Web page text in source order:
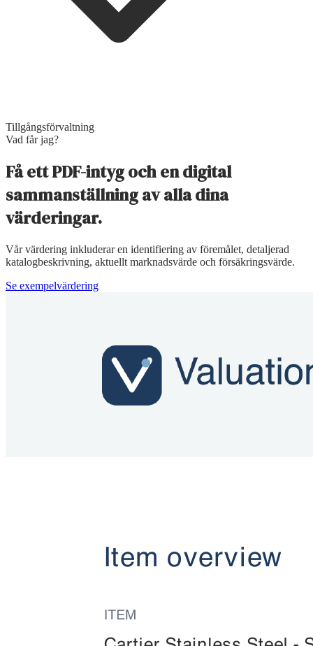
Tillgångsförvaltning
Vad får jag?
Få ett PDF-intyg och en digital
sammanställning av alla dina
värderingar.
Vår värdering inkluderar en identifiering av föremålet, detaljerad
katalogbeskrivning, aktuellt marknadsvärde och försäkringsvärde.
Se exempelvärdering